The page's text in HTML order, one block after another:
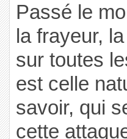
Passé le
la frayeur,
sur toutes
est celle
savoir, qui
cette